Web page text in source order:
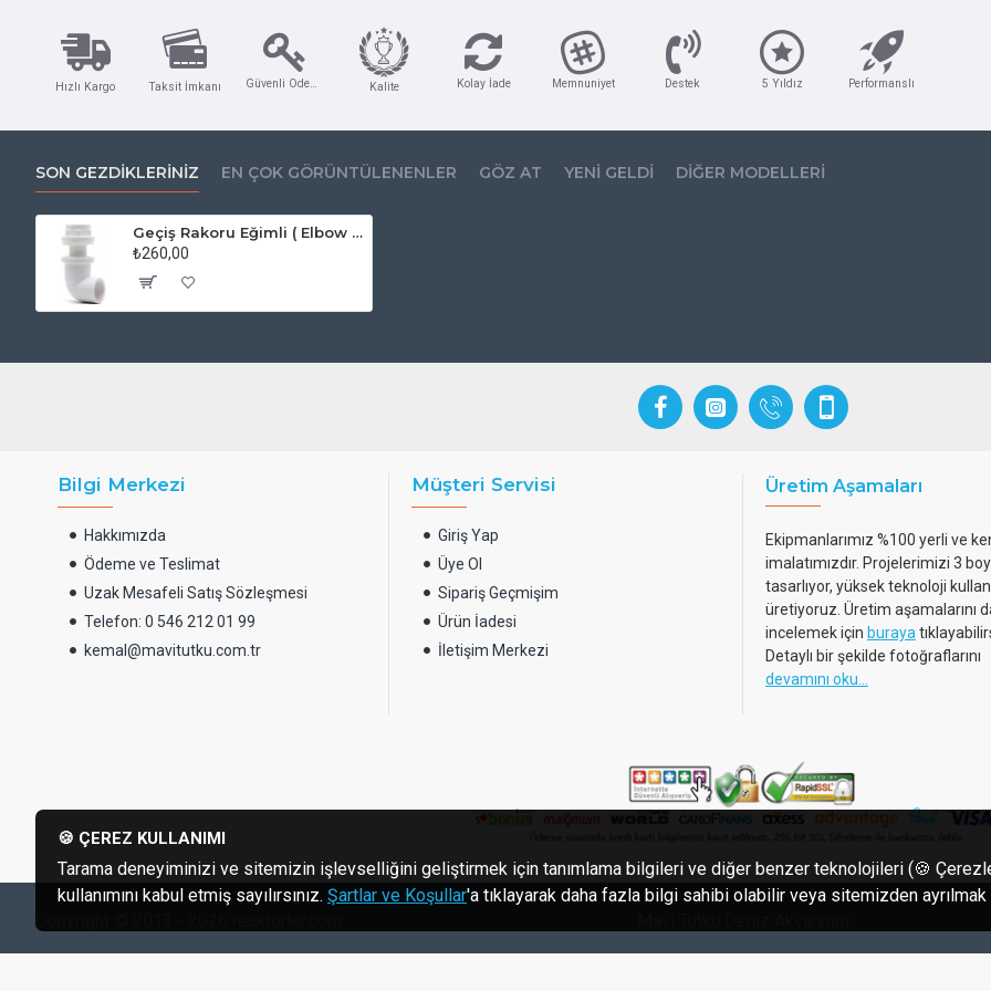
3) Bağlantı Ucu: Soket, Dişli NPT, BSPF ve PT
4) Standart: ANSI, DIN, JIS, CNS
6) Çalışma Sıcaklığı: UPVC (0 ~ 45 ℃); PPH 、 CPVC ve HT-CPVC (0 ~ 95 ℃) ；
7) Kol rengi: kırmızı, mavi
Hızlı Kargo Taksit İmkanı Güvenli Ödeme Kalite Kolay İade Memnuniyet Destek 5 Yıldız Performanslı
SON GEZDIKLERINIZ EN ÇOK GÖRÜNTÜLENENLER GÖZ AT YENI GELDI DIĞER MODELLERI
Geçiş Rakoru Eğimli ( Elbow Bulkhead ) - Beyaz
₺260,00
Bilgi Merkezi
Hakkımızda
Ödeme ve Teslimat
Uzak Mesafeli Satış Sözleşmesi
Telefon: 0 546 212 01 99
kemal@mavitutku.com.tr
Müşteri Servisi
Giriş Yap
Üye Ol
Sipariş Geçmişim
Ürün İadesi
İletişim Merkezi
Üretim Aşamaları
Ekipmanlarımız %100 yerli ve
imalatımızdır. Projelerimizi 3
tasarlıyor, yüksek teknoloji
üretiyoruz. Üretim aşamalarını
incelemek için buraya
Detaylı bir şekilde fotoğraflarını
devamını oku...
🍪 ÇEREZ KULLANIMI
Tarama deneyiminizi ve sitemizin işlevselliğini geliştirmek için tanımlama bilgileri ve diğer benzer teknolojileri (🍪
kullanımını kabul etmiş sayılırsınız. Şartlar ve Koşullar'a tıklayarak daha fazla bilgi sahibi olabilir veya sitemizden ayrılmak